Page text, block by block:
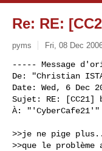
Re: RE:
pyms Fri, 08 Dec
----- Message
De: "Christian ISTA"
Date: Wed, 6 Dec
Sujet: RE:
À: "'CyberCafe21'"
>>je ne pige
>>que le